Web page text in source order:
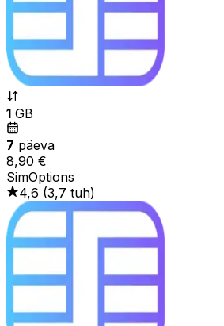
1 GB
7 päeva
8,90 €
SimOptions
4,6 (3,7 tuh)